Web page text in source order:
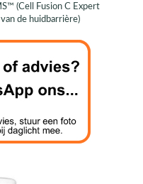
(Cell Fusion C Expert
de huidbarrière)